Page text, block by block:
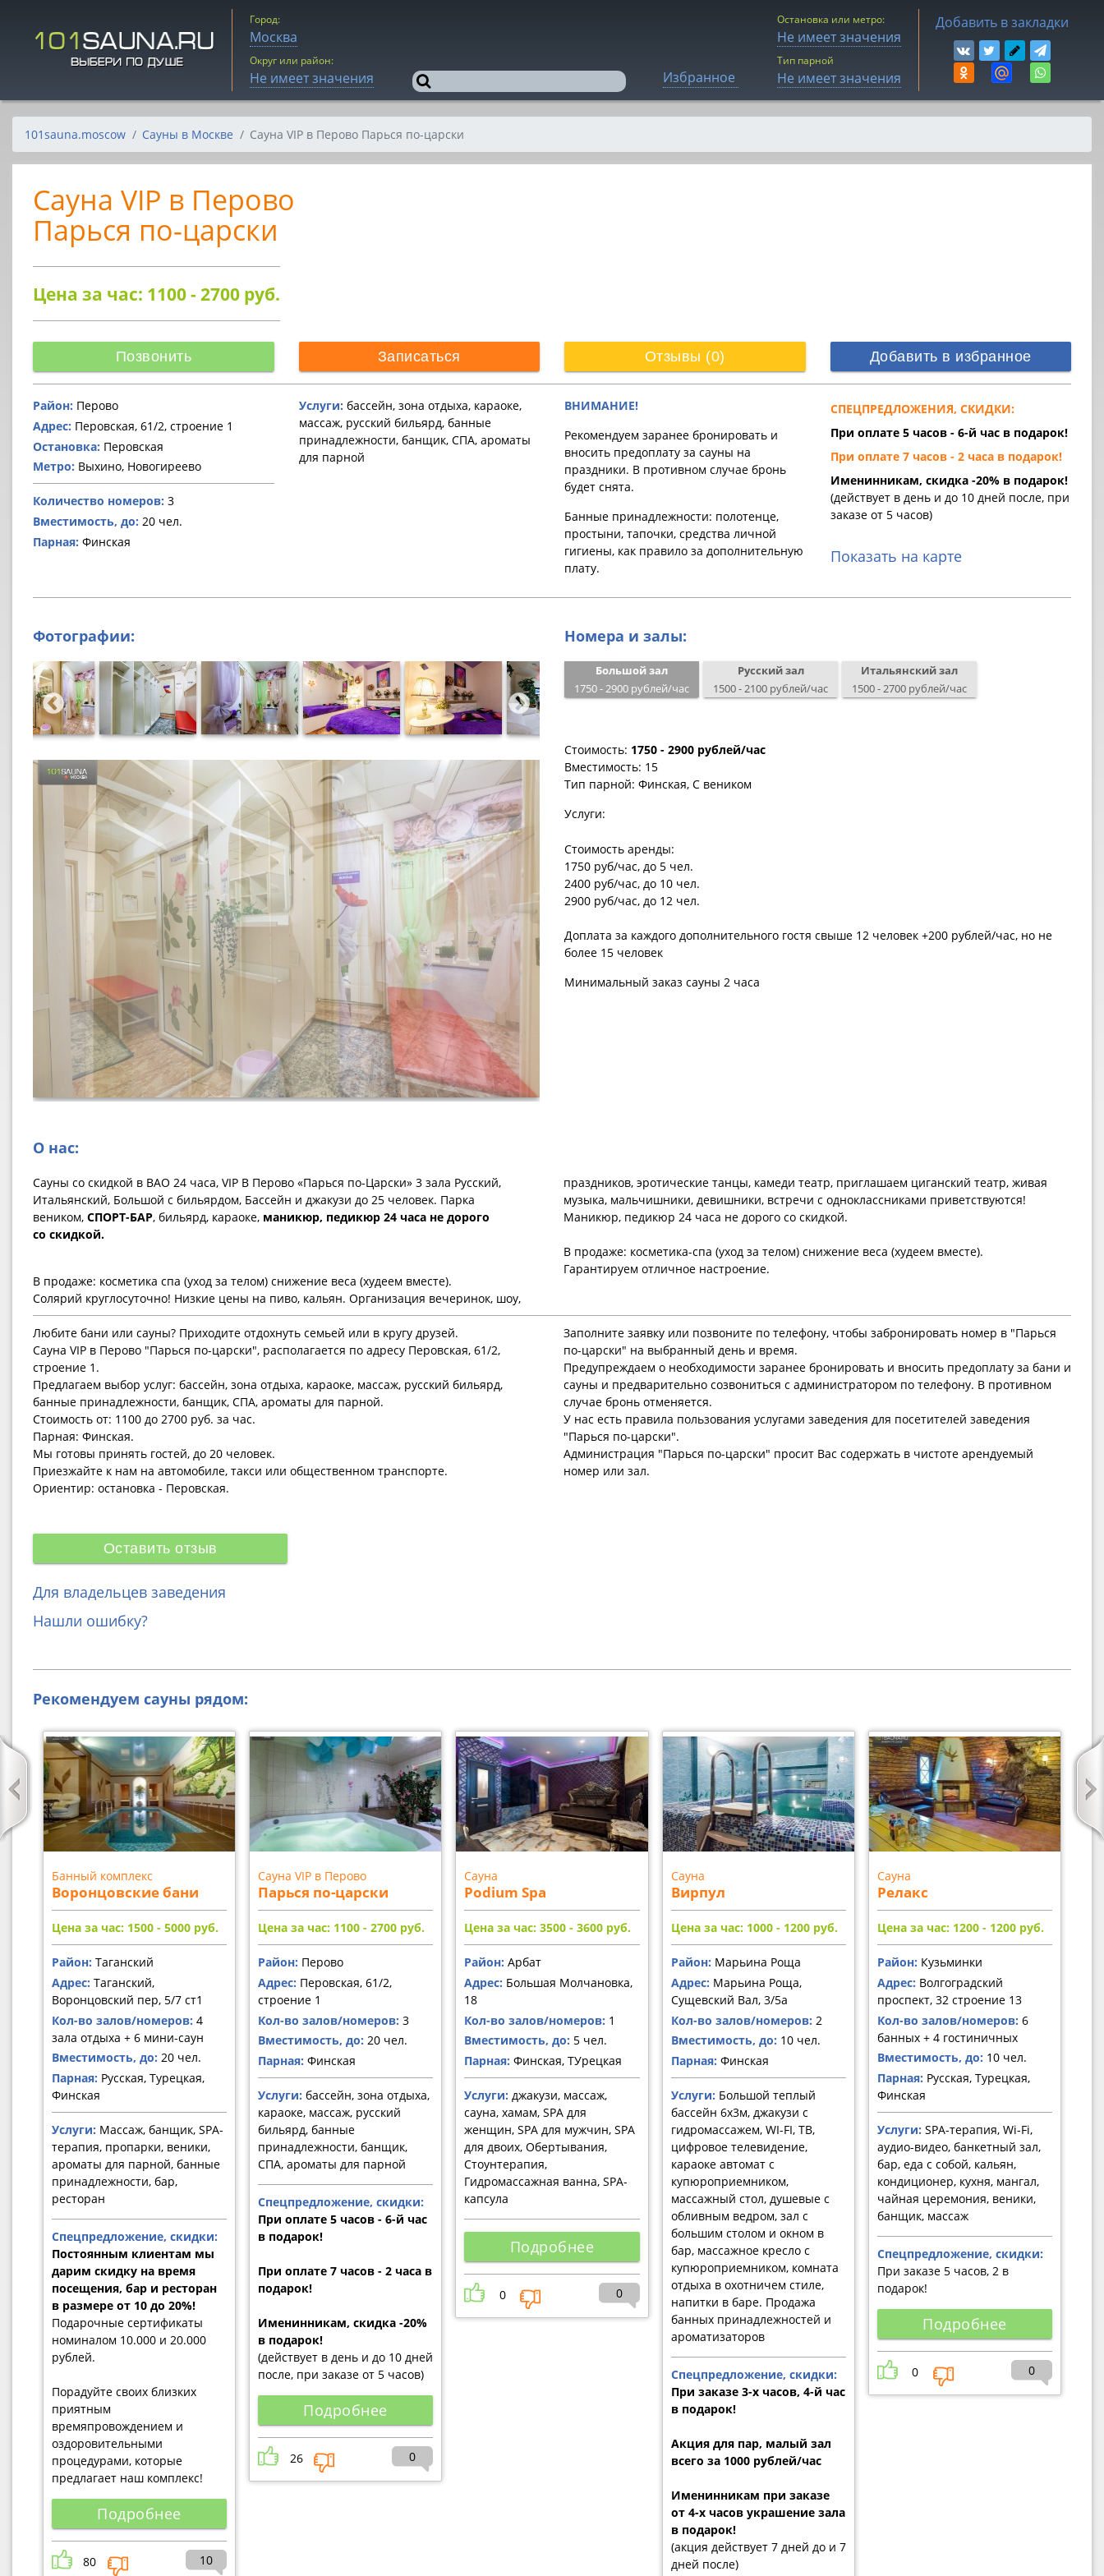
Город:
Москва
Округ или район:
Не имеет значения Избранное
Остановка или метро:
Не имеет значения
Тип парной
Не имеет значения
Добавить в закладки
101sauna.moscow Сауны в Москве Сауна VIP в Перово Парься по-царски
Сауна VIP в Перово
Парься по-царски
Цена за час: 1100 - 2700 руб.
Позвонить Записаться Отзывы (0) Добавить в избранное
Район: Перово
Адрес: Перовская, 61/2, строение 1
Остановка: Перовская
Метро: Выхино, Новогиреево
Количество номеров: 3
Вместимость, до: 20 чел.
Парная: Финская
Услуги: бассейн, зона отдыха, караоке,
массаж, русский бильярд, банные
принадлежности, банщик, СПА, ароматы
для парной
ВНИМАНИЕ!
Рекомендуем заранее бронировать и
вносить предоплату за cауны на
праздники. В противном случае бронь
будет снята.
Банные принадлежности: полотенце,
простыни, тапочки, средства личной
гигиены, как правило за дополнительную
плату.
СПЕЦПРЕДЛОЖЕНИЯ, СКИДКИ:
При оплате 5 часов - 6-й час в подарок!
При оплате 7 часов - 2 часа в подарок!
Именинникам, скидка -20% в подарок!
(действует в день и до 10 дней после, при
заказе от 5 часов)
Показать на карте
Фотографии: Номера и залы:
Большой зал
1750 - 2900 рублей/час
Русский зал
1500 - 2100 рублей/час
Итальянский зал
1500 - 2700 рублей/час
Стоимость: 1750 - 2900 рублей/час
Вместимость: 15
Тип парной: Финская, С веником
Услуги:
Стоимость аренды:
1750 руб/час, до 5 чел.
2400 руб/час, до 10 чел.
2900 руб/час, до 12 чел.
Доплата за каждого дополнительного гостя свыше 12 человек +200 рублей/час, но не
более 15 человек
Минимальный заказ сауны 2 часа
О нас:
Сауны со скидкой в ВАО 24 часа, VIP В Перово «Парься по-Царски» 3 зала Русский,
Итальянский, Большой с бильярдом, Бассейн и джакузи до 25 человек. Парка
веником, СПОРТ-БАР, бильярд, караоке, маникюр, педикюр 24 часа не дорого
со скидкой.
В продаже: косметика спа (уход за телом) снижение веса (худеем вместе).
Солярий круглосуточно! Низкие цены на пиво, кальян. Организация вечеринок, шоу,
праздников, эротические танцы, камеди театр, приглашаем циганский театр, живая
музыка, мальчишники, девишники, встречи с одноклассниками приветствуются!
Маникюр, педикюр 24 часа не дорого со скидкой.
В продаже: косметика-спа (уход за телом) снижение веса (худеем вместе).
Гарантируем отличное настроение.
Любите бани или сауны? Приходите отдохнуть семьей или в кругу друзей.
Сауна VIP в Перово "Парься по-царски", располагается по адресу Перовская, 61/2,
строение 1.
Предлагаем выбор услуг: бассейн, зона отдыха, караоке, массаж, русский бильярд,
банные принадлежности, банщик, СПА, ароматы для парной.
Стоимость от: 1100 до 2700 руб. за час.
Парная: Финская.
Мы готовы принять гостей, до 20 человек.
Приезжайте к нам на автомобиле, такси или общественном транспорте.
Ориентир: остановка - Перовская.
Заполните заявку или позвоните по телефону, чтобы забронировать номер в "Парься
по-царски" на выбранный день и время.
Предупреждаем о необходимости заранее бронировать и вносить предоплату за бани и
сауны и предварительно созвониться с администратором по телефону. В противном
случае бронь отменяется.
У нас есть правила пользования услугами заведения для посетителей заведения
"Парься по-царски".
Администрация "Парься по-царски" просит Вас содержать в чистоте арендуемый
номер или зал.
Оставить отзыв
Для владельцев заведения
Нашли ошибку?
Рекомендуем сауны рядом:
Банный комплекс
Воронцовские бани
Цена за час: 1500 - 5000 руб.
Район: Таганский
Адрес: Таганский,
Воронцовский пер, 5/7 ст1
Кол-во залов/номеров: 4
зала отдыха + 6 мини-саун
Вместимость, до: 20 чел.
Парная: Русская, Турецкая,
Финская
Услуги: Массаж, банщик, SPA-
терапия, пропарки, веники,
ароматы для парной, банные
принадлежности, бар,
ресторан
Спецпредложение, скидки:
Постоянным клиентам мы
дарим скидку на время
посещения, бар и ресторан
в размере от 10 до 20%!
Подарочные сертификаты
номиналом 10.000 и 20.000
рублей.
Порадуйте своих близких
приятным
времяпровождением и
оздоровительными
процедурами, которые
предлагает наш комплекс!
Подробнее
80 10
Сауна VIP в Перово
Парься по-царски
Цена за час: 1100 - 2700 руб.
Район: Перово
Адрес: Перовская, 61/2,
строение 1
Кол-во залов/номеров: 3
Вместимость, до: 20 чел.
Парная: Финская
Услуги: бассейн, зона отдыха,
караоке, массаж, русский
бильярд, банные
принадлежности, банщик,
СПА, ароматы для парной
Спецпредложение, скидки:
При оплате 5 часов - 6-й час
в подарок!
При оплате 7 часов - 2 часа в
подарок!
Именинникам, скидка -20%
в подарок!
(действует в день и до 10 дней
после, при заказе от 5 часов)
Подробнее
26 0
Сауна
Podium Spa
Цена за час: 3500 - 3600 руб.
Район:Арбат
Адрес: Большая Молчановка,
18
Кол-во залов/номеров: 1
Вместимость, до: 5 чел.
Парная: Финская, ТУрецкая
Услуги: джакузи, массаж,
сауна, хамам, SPA для
женщин, SPA для мужчин, SPA
для двоих, Обертывания,
Стоунтерапия,
Гидромассажная ванна, SPA-
капсула
Подробнее
0 0
Сауна
Вирпул
Цена за час: 1000 - 1200 руб.
Район: Марьина Роща
Адрес: Марьина Роща,
Сущевский Вал, 3/5а
Кол-во залов/номеров: 2
Вместимость, до: 10 чел.
Парная: Финская
Услуги: Большой теплый
бассейн 6х3м, джакузи с
гидромассажем, WI-FI, ТВ,
цифровое телевидение,
караоке автомат с
купюроприемником,
массажный стол, душевые с
обливным ведром, зал с
большим столом и окном в
бар, массажное кресло с
купюроприемником, комната
отдыха в охотничем стиле,
напитки в баре. Продажа
банных принадлежностей и
ароматизаторов
Спецпредложение, скидки:
При заказе 3-х часов, 4-й час
в подарок!
Акция для пар, малый зал
всего за 1000 рублей/час
Именинникам при заказе
от 4-х часов украшение зала
в подарок!
(акция действует 7 дней до и 7
дней после)
Сауна
Релакс
Цена за час: 1200 - 1200 руб.
Район: Кузьминки
Адрес: Волгоградский
проспект, 32 строение 13
Кол-во залов/номеров: 6
банных + 4 гостиничных
Вместимость, до: 10 чел.
Парная: Русская, Турецкая,
Финская
Услуги: SPA-терапия, Wi-Fi,
аудио-видео, банкетный зал,
бар, еда с собой, кальян,
кондиционер, кухня, мангал,
чайная церемония, веники,
банщик, массаж
Спецпредложение, скидки:
При заказе 5 часов, 2 в
подарок!
Подробнее
0 0